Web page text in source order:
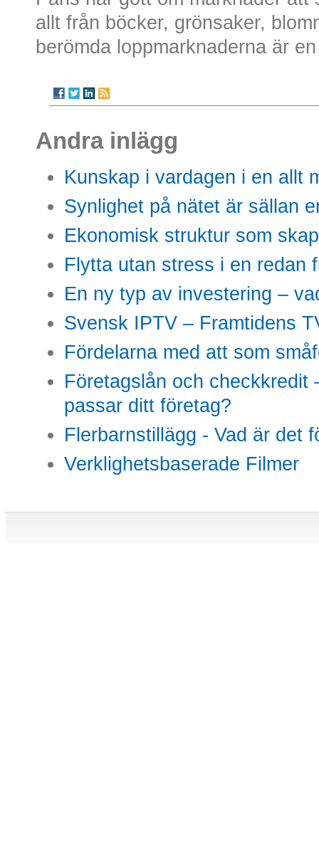
allt från böcker, grönsaker,
berömda loppmarknaderna är
Andra inlägg
Kunskap i vardagen i en allt
Synlighet på nätet är sällan
Ekonomisk struktur som
Flytta utan stress i en redan
En ny typ av investering –
Svensk IPTV – Framtidens
Fördelarna med att som
Företagslån och checkkredit
passar ditt företag?
Flerbarnstillägg - Vad är det
Verklighetsbaserade Filmer